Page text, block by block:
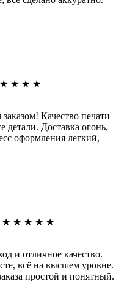
★ ★ ★ ★
Качество печати
детали. Доставка огонь,
оформления легкий,
★ ★ ★ ★ ★
и отличное качество.
всё на высшем уровне.
простой и понятный.